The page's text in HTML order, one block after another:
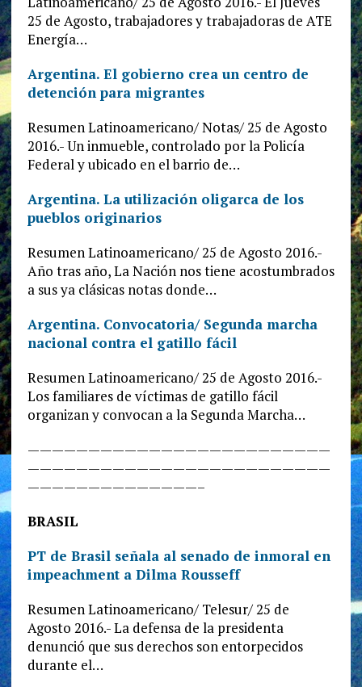
25 de Agosto, trabajadores y trabajadoras de ATE
Energía…
Argentina. El gobierno crea un centro de
detención para migrantes
Resumen Latinoamericano/ Notas/ 25 de Agosto
2016.- Un inmueble, controlado por la Policía
Federal y ubicado en el barrio de…
Argentina. La utilización oligarca de los
pueblos originarios
Resumen Latinoamericano/ 25 de Agosto 2016.-
Año tras año, La Nación nos tiene acostumbrados
a sus ya clásicas notas donde…
Argentina. Convocatoria/ Segunda marcha
nacional contra el gatillo fácil
Resumen Latinoamericano/ 25 de Agosto 2016.-
Los familiares de víctimas de gatillo fácil
organizan y convocan a la Segunda Marcha…
—————————————————————————
—————————————————————————
——————————————–
BRASIL
PT de Brasil señala al senado de inmoral en
impeachment a Dilma Rousseff
Resumen Latinoamericano/ Telesur/ 25 de
Agosto 2016.- La defensa de la presidenta
denunció que sus derechos son entorpecidos
durante el…